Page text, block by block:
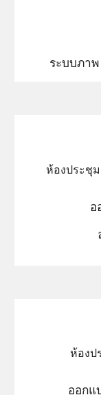
ระบบภาพ
ห้องประชุ
อ
ห้องป
ออกแ